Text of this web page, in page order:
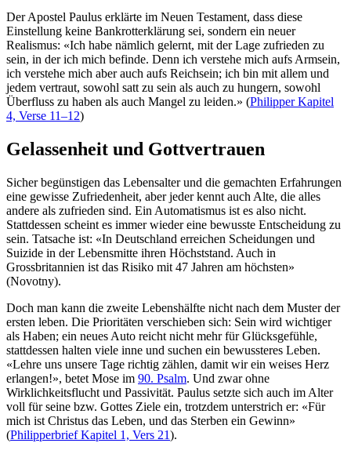
Der Apostel Paulus erklärte im Neuen Testament, dass diese
Einstellung keine Bankrotterklärung sei, sondern ein neuer
Realismus: «Ich habe nämlich gelernt, mit der Lage zufrieden zu
sein, in der ich mich befinde. Denn ich verstehe mich aufs Armsein,
ich verstehe mich aber auch aufs Reichsein; ich bin mit allem und
jedem vertraut, sowohl satt zu sein als auch zu hungern, sowohl
Überfluss zu haben als auch Mangel zu leiden.» (Philipper Kapitel
4, Verse 11–12)
Gelassenheit und Gottvertrauen
Sicher begünstigen das Lebensalter und die gemachten Erfahrungen
eine gewisse Zufriedenheit, aber jeder kennt auch Alte, die alles
andere als zufrieden sind. Ein Automatismus ist es also nicht.
Stattdessen scheint es immer wieder eine bewusste Entscheidung zu
sein. Tatsache ist: «In Deutschland erreichen Scheidungen und
Suizide in der Lebensmitte ihren Höchststand. Auch in
Grossbritannien ist das Risiko mit 47 Jahren am höchsten»
(Novotny).
Doch man kann die zweite Lebenshälfte nicht nach dem Muster der
ersten leben. Die Prioritäten verschieben sich: Sein wird wichtiger
als Haben; ein neues Auto reicht nicht mehr für Glücksgefühle,
stattdessen halten viele inne und suchen ein bewussteres Leben.
«Lehre uns unsere Tage richtig zählen, damit wir ein weises Herz
erlangen!», betet Mose im 90. Psalm. Und zwar ohne
Wirklichkeitsflucht und Passivität. Paulus setzte sich auch im Alter
voll für seine bzw. Gottes Ziele ein, trotzdem unterstrich er: «Für
mich ist Christus das Leben, und das Sterben ein Gewinn»
(Philipperbrief Kapitel 1, Vers 21).